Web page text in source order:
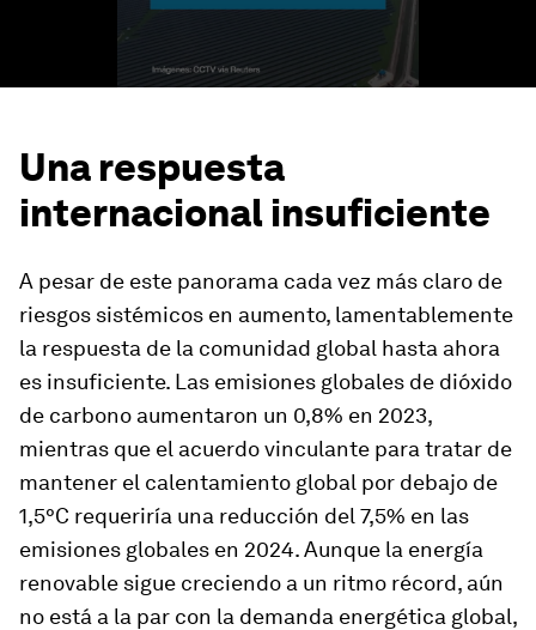
Una respuesta
internacional insuficiente
A pesar de este panorama cada vez más claro de
riesgos sistémicos en aumento, lamentablemente
la respuesta de la comunidad global hasta ahora
es insuficiente. Las emisiones globales de dióxido
de carbono aumentaron un 0,8% en 2023,
mientras que el acuerdo vinculante para tratar de
mantener el calentamiento global por debajo de
1,5°C requeriría una reducción del 7,5% en las
emisiones globales en 2024. Aunque la energía
renovable sigue creciendo a un ritmo récord, aún
no está a la par con la demanda energética global,